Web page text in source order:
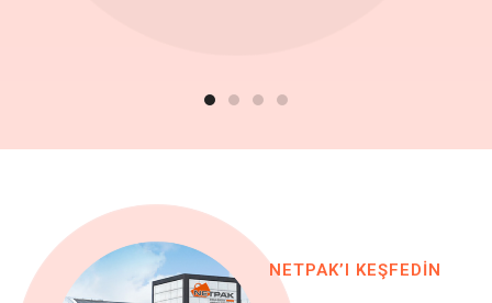
NETPAK’I KEŞFEDİN